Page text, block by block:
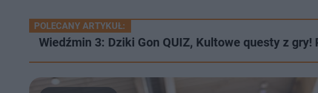
POLECANY ARTYKUŁ:
Wiedźmin 3: Dziki Gon QUIZ, Kultowe questy z